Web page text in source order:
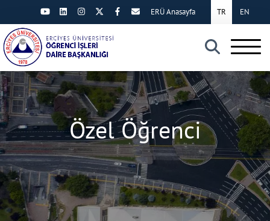
×
TR EN
ERÜ Anasayfa
Özel Öğrenci